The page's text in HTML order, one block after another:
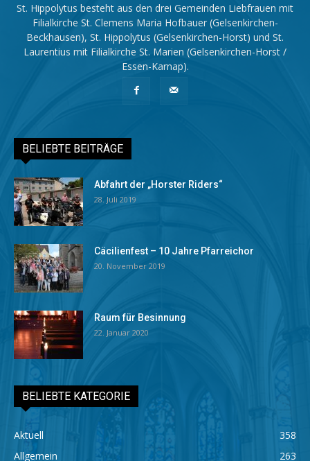
St. Hippolytus besteht aus den drei Gemeinden Liebfrauen mit
Filialkirche St. Clemens Maria Hofbauer (Gelsenkirchen-
Beckhausen), St. Hippolytus (Gelsenkirchen-Horst) und St.
Laurentius mit Filialkirche St. Marien (Gelsenkirchen-Horst /
Essen-Karnap).
BELIEBTE BEITRÄGE
Abfahrt der „Horster Riders“
28. Juli 2019
Cäcilienfest – 10 Jahre Pfarreichor
20. November 2019
Raum für Besinnung
22. Januar 2020
BELIEBTE KATEGORIE
Aktuell
358
Allgemein
263